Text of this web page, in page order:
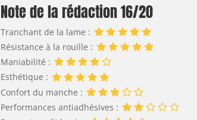
Note de la rédaction 16/20
Tranchant de la lame :
Résistance à la rouille :
Maniabilité :
Esthétique :
Confort du manche :
Performances antiadhésives :